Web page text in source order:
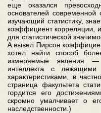
еще оказался
основателей современной
изучающий статистику,
коэффициент корреляции,
для статистической
А вывел Пирсон
хотел найти способ
измеряемые явления —
интеллекта с лежащими
характеристиками, в
страница факультета
гордится его
скромно умалчивает о
наследственности.)